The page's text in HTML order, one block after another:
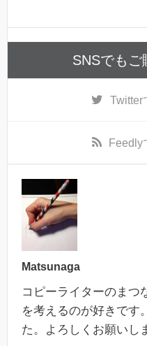
SNSでもご
Twitter
Feedly
Matsunaga
コピーライターのまつ
を考えるのが好きです
た。よろしくお願いし